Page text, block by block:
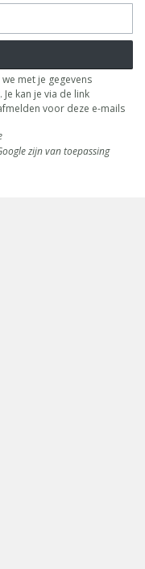
we met je gegevens
. Je kan je via de link
voor deze e-mails
zijn van toepassing